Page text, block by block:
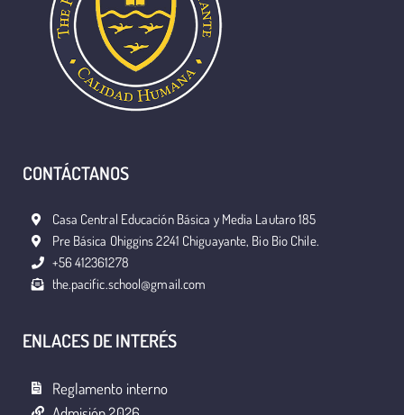
CONTÁCTANOS
Casa Central Educación Básica y Media Lautaro 185
Pre Básica Ohiggins 2241 Chiguayante, Bio Bio Chile.
+56 412361278
the.pacific.school@gmail.com
ENLACES DE INTERÉS
Reglamento interno